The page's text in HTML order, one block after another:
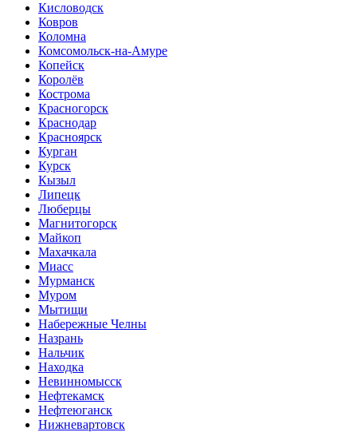
Кисловодск
Ковров
Коломна
Комсомольск-на-Амуре
Копейск
Королёв
Кострома
Красногорск
Краснодар
Красноярск
Курган
Курск
Кызыл
Липецк
Люберцы
Магнитогорск
Майкоп
Махачкала
Миасс
Мурманск
Муром
Мытищи
Набережные Челны
Назрань
Нальчик
Находка
Невинномысск
Нефтекамск
Нефтеюганск
Нижневартовск